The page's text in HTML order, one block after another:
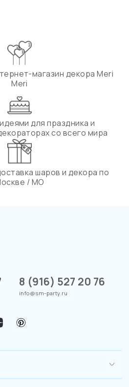
магазин декора Meri
Meri
для праздника и
со всего мира
шаров и декора по
/ МО
8 (916) 527 20 76
info@sm-party.ru